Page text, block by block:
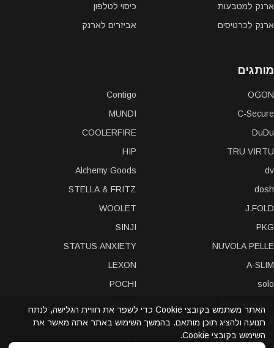
ארנק למטבעות
ארנק לכרטיסים
כיסוי לטלפון
אביזרים לארנק
מותגים
OGON
C-Secure
DuDu
TRU VIRTU
dv
dosh
J.FOLD
PKG
NUVOLA PELLE
A-SLIM
solo
dax
STORM London
Contigo
MUNDI
COOLERFIRE
HIP
Alchemy Goods
STELLA & FRITZ
WOOLET
SINJI
STATUS ANXIETY
LEXON
POCHI
slimTECH
LOQI
האתר משתמש בקובצי Cookie כדי לשפר את חוויית הגלישה, לנתח
תנועה ולהציג תוכן מותאם. בהמשך השימוש באתר אתה מאשר את
השימוש בקובצי Cookie.